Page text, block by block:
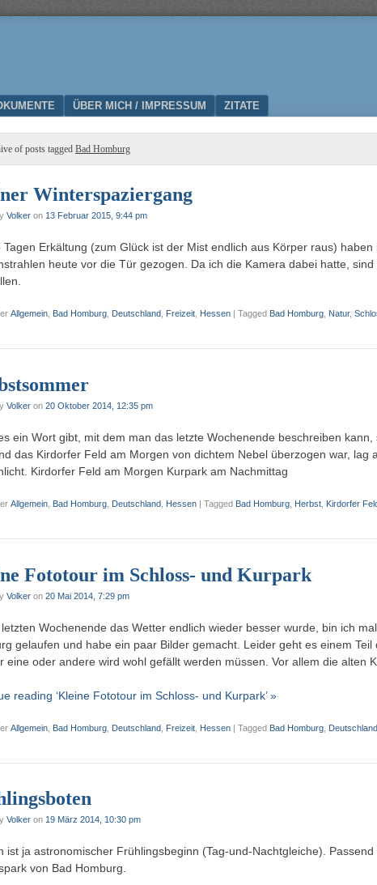
ÜBER MICH / IMPRESSUM ZITATE
of posts tagged Bad Homburg
Winterspaziergang
Volker on 13 Februar 2015, 9:44 pm
Tagen Erkältung (zum Glück ist der Mist endlich aus Körper raus)
heute vor die Tür gezogen. Da ich die Kamera dabei hatte,
Allgemein Bad Homburg Deutschland Freizeit Hessen | Tagged Bad Homburg Natur,
Volker on 20 Oktober 2014, 12:35 pm
ein Wort gibt, mit dem man das letzte Wochenende beschreiben kann,
das Kirdorfer Feld am Morgen von dichtem Nebel überzogen war, lag
Kirdorfer Feld am Morgen Kurpark am Nachmittag
Allgemein Bad Homburg Deutschland Hessen | Tagged Bad Homburg Herbst Kirdorfer
Fototour im Schloss- und Kurpark
Volker on 20 Mai 2014, 7:29 pm
Wochenende das Wetter endlich wieder besser wurde, bin ich
gelaufen und habe ein paar Bilder gemacht. Leider geht es einem
eine oder andere wird wohl gefällt werden müssen. Vor allem die alten
reading ‘Kleine Fototour im Schloss- und Kurpark’ »
Allgemein Bad Homburg Deutschland Freizeit Hessen | Tagged Bad Homburg Deutschland
Volker on 19 März 2014, 10:30 pm
ist ja astronomischer Frühlingsbeginn (Tag-und-Nachtgleiche).
von Bad Homburg.